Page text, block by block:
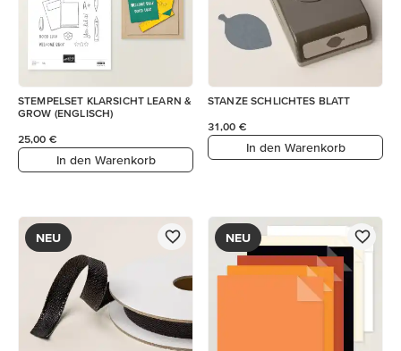
STEMPELSET KLARSICHT LEARN &
GROW (ENGLISCH)
25,00 €
In den Warenkorb
STANZE SCHLICHTES BLATT
31,00 €
In den Warenkorb
NEU NEU